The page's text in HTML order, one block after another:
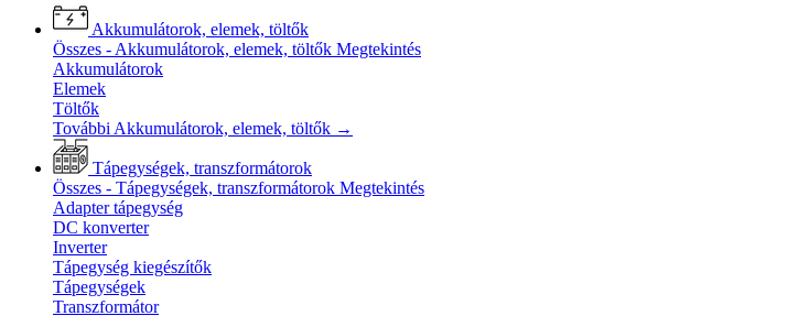
Akkumulátorok, elemek, töltők
Összes - Akkumulátorok, elemek, töltők Megtekintés
Akkumulátorok
Elemek
Töltők
További Akkumulátorok, elemek, töltők →
Tápegységek, transzformátorok
Összes - Tápegységek, transzformátorok Megtekintés
Adapter tápegység
DC konverter
Inverter
Tápegység kiegészítők
Tápegységek
Transzformátor